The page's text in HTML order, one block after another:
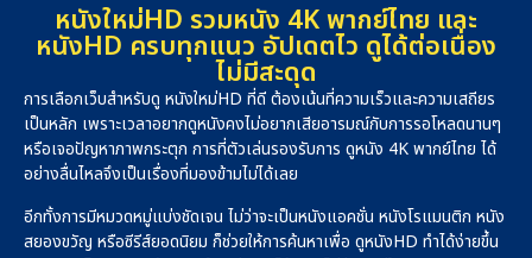
หนังใหม่HD รวมหนัง 4K พากย์ไทย และ
หนังHD ครบทุกแนว อัปเดตไว ดูได้ต่อเนื่อง
ไม่มีสะดุด
การเลือกเว็บสำหรับดู หนังใหม่HD ที่ดี ต้องเน้นที่ความเร็วและความเสถียร
เป็นหลัก เพราะเวลาอยากดูหนังคงไม่อยากเสียอารมณ์กับการรอโหลดนานๆ
หรือเจอปัญหาภาพกระตุก การที่ตัวเล่นรองรับการ ดูหนัง 4K พากย์ไทย ได้
อย่างลื่นไหลจึงเป็นเรื่องที่มองข้ามไม่ได้เลย
อีกทั้งการมีหมวดหมู่แบ่งชัดเจน ไม่ว่าจะเป็นหนังแอคชั่น หนังโรแมนติก หนัง
สยองขวัญ หรือซีรีส์ยอดนิยม ก็ช่วยให้การค้นหาเพื่อ ดูหนังHD ทำได้ง่ายขึ้น